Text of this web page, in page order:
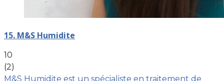
15. M&S Humidite
10
(2)
M&S Humidite est un spécialiste en traitement de